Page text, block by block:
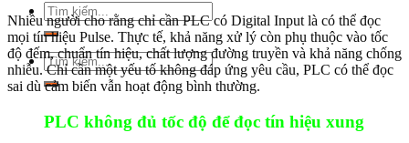
Tìm
kiếm:
Tìm
kiếm:
Nhiều người cho rằng chỉ cần PLC có Digital Input là có thể đọc
mọi tín hiệu Pulse. Thực tế, khả năng xử lý còn phụ thuộc vào tốc
độ đếm, chuẩn tín hiệu, chất lượng đường truyền và khả năng chống
nhiễu. Chỉ cần một yếu tố không đáp ứng yêu cầu, PLC có thể đọc
sai dù cảm biến vẫn hoạt động bình thường.
PLC không đủ tốc độ để đọc tín hiệu xung